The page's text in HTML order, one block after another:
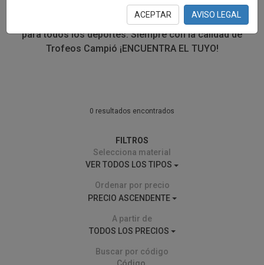
ACEPTAR AVISO LEGAL
materiales. Define tu búsqueda mediante los filtros por
deporte, material y precio del trofeo. Trofeos deportivos
para todos los deportes. Siempre con la calidad de
Trofeos Campió ¡ENCUENTRA EL TUYO!
0 resultados encontrados
FILTROS
Selecciona material
VER TODOS LOS TIPOS
Ordenar por precio
PRECIO ASCENDENTE
A partir de
TODOS LOS PRECIOS
Buscar por código